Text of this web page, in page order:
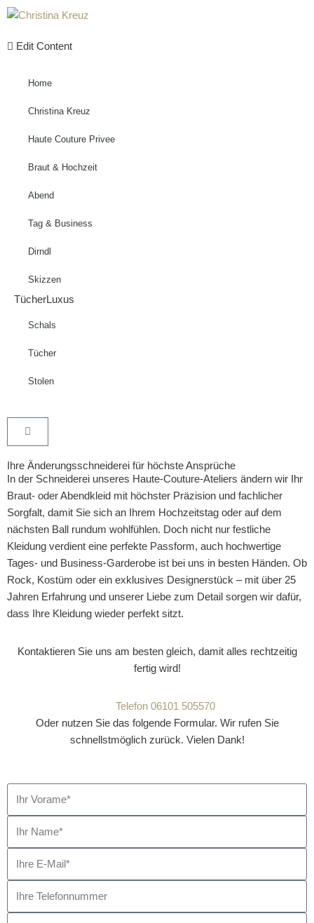
Edit Content
Home
Christina Kreuz
Haute Couture Privee
Braut & Hochzeit
Abend
Tag & Business
Dirndl
Skizzen
TücherLuxus
Schals
Tücher
Stolen
Ihre Änderungsschneiderei für höchste Ansprüche
In der Schneiderei unseres Haute-Couture-Ateliers ändern wir Ihr
Braut- oder Abendkleid mit höchster Präzision und fachlicher
Sorgfalt, damit Sie sich an Ihrem Hochzeitstag oder auf dem
nächsten Ball rundum wohlfühlen. Doch nicht nur festliche
Kleidung verdient eine perfekte Passform, auch hochwertige
Tages- und Business-Garderobe ist bei uns in besten Händen. Ob
Rock, Kostüm oder ein exklusives Designerstück – mit über 25
Jahren Erfahrung und unserer Liebe zum Detail sorgen wir dafür,
dass Ihre Kleidung wieder perfekt sitzt.
Kontaktieren Sie uns am besten gleich, damit alles rechtzeitig
fertig wird!
Telefon 06101 505570
Oder nutzen Sie das folgende Formular. Wir rufen Sie
schnellstmöglich zurück. Vielen Dank!